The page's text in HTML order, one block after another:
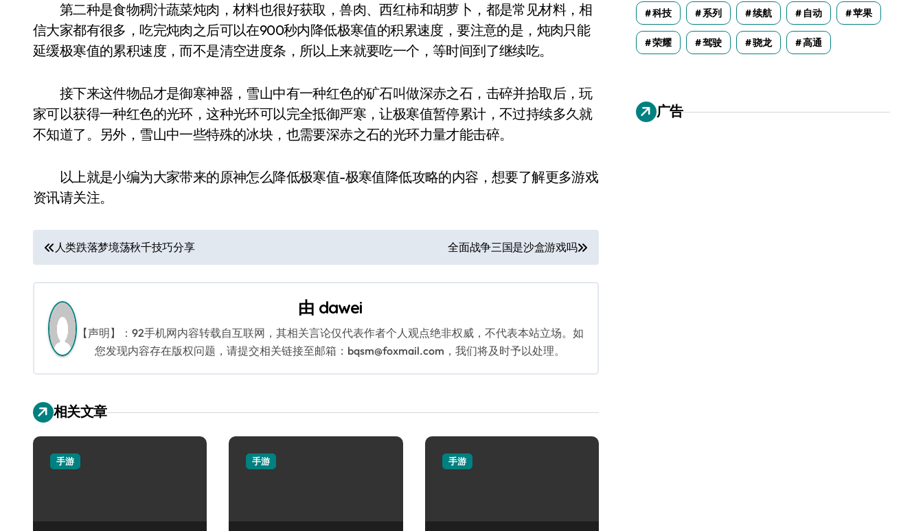
第二种是食物稠汁蔬菜炖肉，材料也很好获取，兽肉、西红柿和胡萝卜，都是常见材料，相
信大家都有很多，吃完炖肉之后可以在900秒内降低极寒值的积累速度，要注意的是，炖肉只能
延缓极寒值的累积速度，而不是清空进度条，所以上来就要吃一个，等时间到了继续吃。
接下来这件物品才是御寒神器，雪山中有一种红色的矿石叫做深赤之石，击碎并拾取后，玩
家可以获得一种红色的光环，这种光环可以完全抵御严寒，让极寒值暂停累计，不过持续多久就
不知道了。另外，雪山中一些特殊的冰块，也需要深赤之石的光环力量才能击碎。
以上就是小编为大家带来的原神怎么降低极寒值-极寒值降低攻略的内容，想要了解更多游戏
资讯请关注。
文
章
导
航
人类跌落梦境荡秋千技巧分享 全面战争三国是沙盒游戏吗
由 dawei
【声明】：92手机网内容转载自互联网，其相关言论仅代表作者个人观点绝非权威，不代表本站立场。如
您发现内容存在版权问题，请提交相关链接至邮箱：bqsm@foxmail.com，我们将及时予以处理。
相关文章
手游 手游 手游
科技 系列 续航 自动 苹果
荣耀 驾驶 骁龙 高通
广告